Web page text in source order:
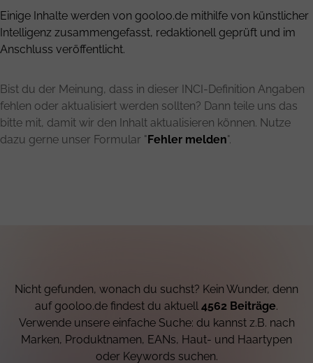
Einige Inhalte werden von gooloo.de mithilfe von künstlicher
Intelligenz zusammengefasst, redaktionell geprüft und im
Anschluss veröffentlicht.
Bist du der Meinung, dass in dieser INCI-Definition Angaben
fehlen oder aktualisiert werden sollten? Dann teile uns das
bitte mit, damit wir den Inhalt aktualisieren können. Nutze
dazu gerne unser Formular "Fehler melden".
Nicht gefunden, wonach du suchst? Kein Wunder, denn
auf gooloo.de findest du aktuell 4562 Beiträge.
Verwende unsere einfache Suche: du kannst z.B. nach
Marken, Produktnamen, EANs, Haut- und Haartypen
oder Keywords suchen.